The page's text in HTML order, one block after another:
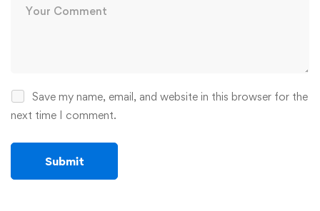
Save my name, email, and website in this browser for the
next time I comment.